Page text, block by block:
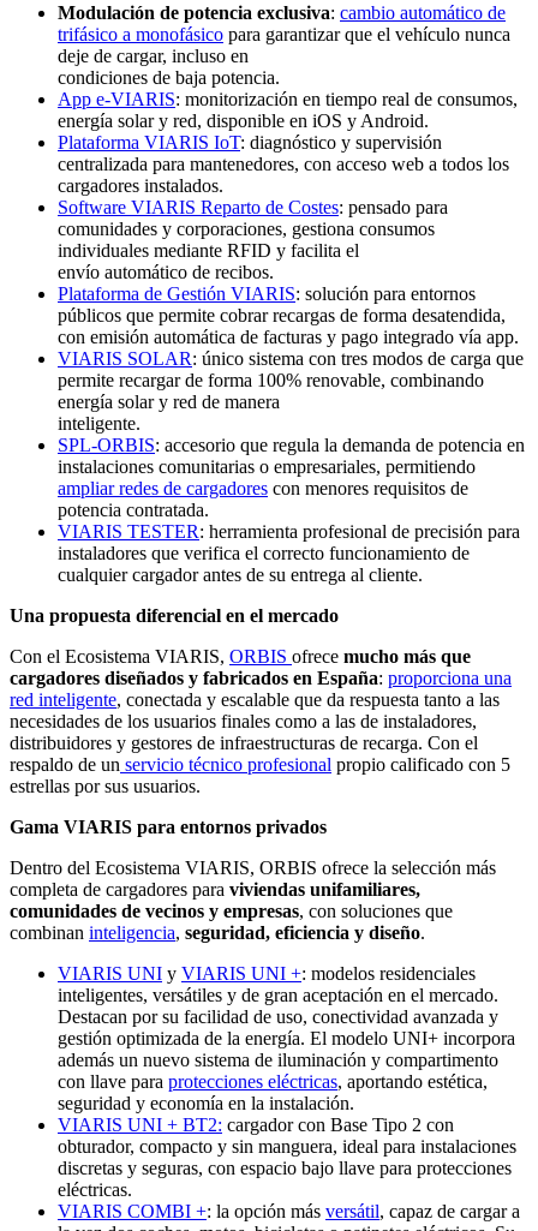
Modulación de potencia exclusiva: cambio automático de
trifásico a monofásico para garantizar que el vehículo nunca
deje de cargar, incluso en
condiciones de baja potencia.
App e-VIARIS: monitorización en tiempo real de consumos,
energía solar y red, disponible en iOS y Android.
Plataforma VIARIS IoT: diagnóstico y supervisión
centralizada para mantenedores, con acceso web a todos los
cargadores instalados.
Software VIARIS Reparto de Costes: pensado para
comunidades y corporaciones, gestiona consumos
individuales mediante RFID y facilita el
envío automático de recibos.
Plataforma de Gestión VIARIS: solución para entornos
públicos que permite cobrar recargas de forma desatendida,
con emisión automática de facturas y pago integrado vía app.
VIARIS SOLAR: único sistema con tres modos de carga que
permite recargar de forma 100% renovable, combinando
energía solar y red de manera
inteligente.
SPL-ORBIS: accesorio que regula la demanda de potencia en
instalaciones comunitarias o empresariales, permitiendo
ampliar redes de cargadores con menores requisitos de
potencia contratada.
VIARIS TESTER: herramienta profesional de precisión para
instaladores que verifica el correcto funcionamiento de
cualquier cargador antes de su entrega al cliente.
Una propuesta diferencial en el mercado
Con el Ecosistema VIARIS, ORBIS ofrece mucho más que
cargadores diseñados y fabricados en España: proporciona una
red inteligente, conectada y escalable que da respuesta tanto a las
necesidades de los usuarios finales como a las de instaladores,
distribuidores y gestores de infraestructuras de recarga. Con el
respaldo de un servicio técnico profesional propio calificado con 5
estrellas por sus usuarios.
Gama VIARIS para entornos privados
Dentro del Ecosistema VIARIS, ORBIS ofrece la selección más
completa de cargadores para viviendas unifamiliares,
comunidades de vecinos y empresas, con soluciones que
combinan inteligencia, seguridad, eficiencia y diseño.
VIARIS UNI y VIARIS UNI +: modelos residenciales
inteligentes, versátiles y de gran aceptación en el mercado.
Destacan por su facilidad de uso, conectividad avanzada y
gestión optimizada de la energía. El modelo UNI+ incorpora
además un nuevo sistema de iluminación y compartimento
con llave para protecciones eléctricas, aportando estética,
seguridad y economía en la instalación.
VIARIS UNI + BT2: cargador con Base Tipo 2 con
obturador, compacto y sin manguera, ideal para instalaciones
discretas y seguras, con espacio bajo llave para protecciones
eléctricas.
VIARIS COMBI +: la opción más versátil, capaz de cargar a